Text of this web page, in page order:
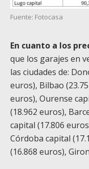
Fuente: Fotocasa
En cuanto a los
que los garajes en
las ciudades de:
euros), Bilbao
euros), Ourense
(18.962 euros),
capital (17.806
Córdoba capital
(16.868 euros),